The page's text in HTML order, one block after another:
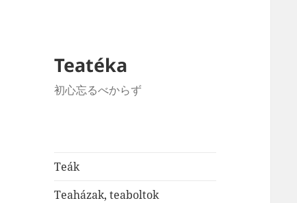
Teatéka
初心忘るべからず
Teák
Teaházak, teaboltok